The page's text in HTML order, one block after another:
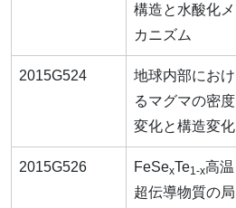
構造と水酸化メ
カニズム
2015G524
地球内部におけ
るマグマの密度
変化と構造変化
2015G526 FeSexTe1-x高温
超伝導物質の局